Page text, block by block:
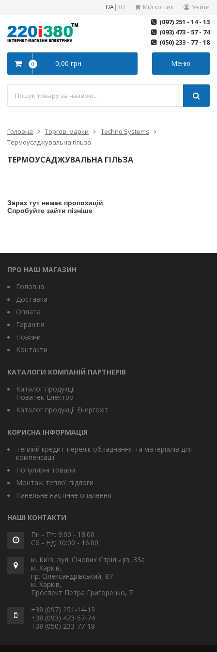
UA| RU Мій кошик Увійти
(097) 251 - 14 - 13
(093) 473 - 57 - 74
(050) 233 - 77 - 18
Меню
0 0,00 грн.
Головна Торгові марки
Techno Systems
Термоусаджувальна гільза
ТЕРМОУСАДЖУВАЛЬНА ГІЛЬЗА
Зараз тут немає пропозицій
Спробуйте зайти пізніше
ПРО НАШ МАГАЗИН
Головна
Доставка
Оплата
Гарантія
Новини
Контакти
КАТАЛОГИ КОМПАНІЙ ПАРТНЕРІВ
Каталог продукції
Новатек-Електро
Каталог продукції Енергохіт
КОРИСНА ІНФОРМАЦІЯ
Теплий кредит-перелік обладнання та матеріалів для
компенсації
Популярні товари
Монтаж теплої підлоги
Панельне настінне опалення
НАШІ КОНТАКТИ
Пн - Пт: 9:00 - 18:00
Сб - Нд: 10:00 - 16:00
м. Київ, вул. Січових Стрільців, 33а
м. Харків,
пр. Олександрівський, 87
м. Харків,
Проспект Петра Григоренко, 7
+38 (097) 251-14-13
+38 (093) 473-57-74
+38 (050) 233-77-18